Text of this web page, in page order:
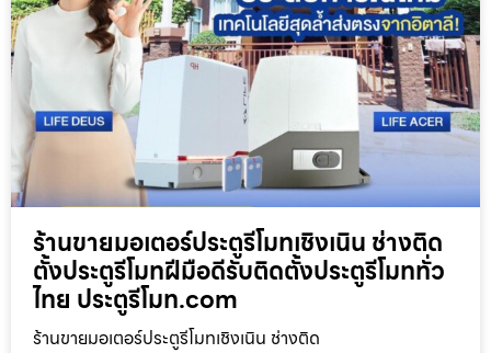
ร้านขายมอเตอร์ประตูรีโมทเชิงเนิน ช่างติด
ตั้งประตูรีโมทฝีมือดีรับติดตั้งประตูรีโมททั่ว
ไทย ประตูรีโมท.com
ร้านขายมอเตอร์ประตูรีโมทเชิงเนิน ช่างติด